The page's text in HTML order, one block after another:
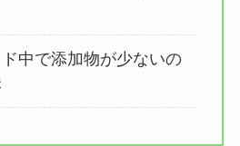
中で添加物が少ないの